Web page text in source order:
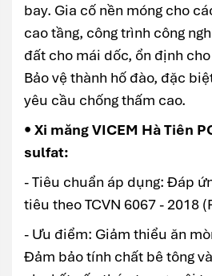
bay. Gia cố nền móng cho
cao tầng, công trình công
đất cho mái dốc, ổn định
Bảo vệ thành hố đào, đặc
yêu cầu chống thấm cao.
• Xi măng VICEM Hà Tiên
sulfat:
- Tiêu chuẩn áp dụng: Đáp
tiêu theo TCVN 6067 - 2018
- Ưu điểm: Giảm thiểu ăn
Đảm bảo tính chất bê tông